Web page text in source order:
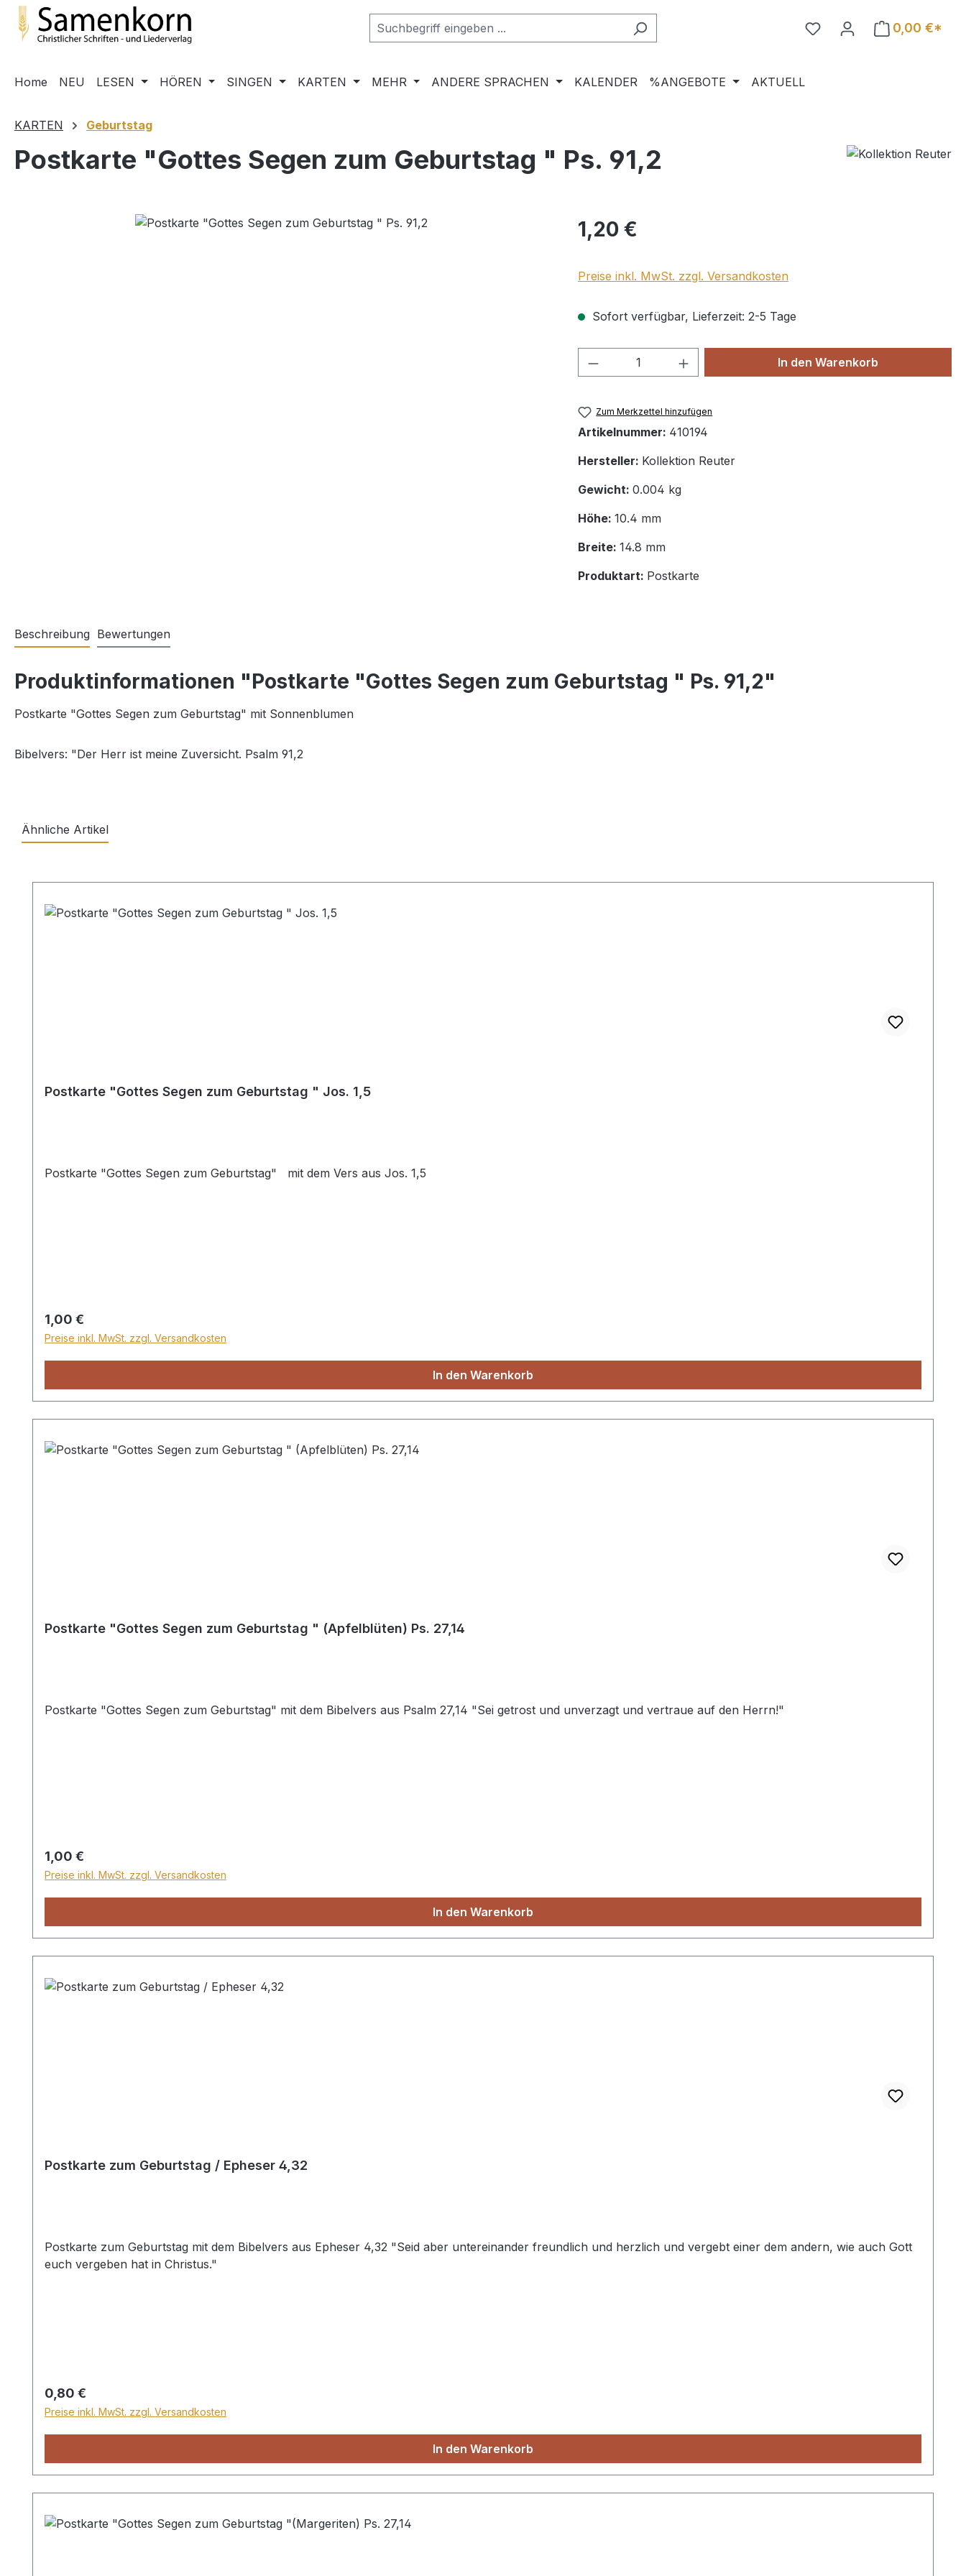
Hauptinhalt springen
Zur Suche springen
Zur Hauptnavigation springen
0,00 €*
Home NEU LESEN HÖREN SINGEN KARTEN MEHR ANDERE SPRACHEN KALENDER %ANGEBOTE AKTUELL
KARTEN Geburtstag
Postkarte "Gottes Segen zum Geburtstag " Ps. 91,2
Bildergalerie überspringen Regulärer Preis:
1,20 €
Preise inkl. MwSt. zzgl. Versandkosten
Sofort verfügbar, Lieferzeit: 2-5 Tage
Produkt Anzahl: Gib den gewünschten Wert
In den Warenkorb
Zum Merkzettel hinzufügen
Artikelnummer: 410194
Hersteller: Kollektion Reuter
Gewicht: 0.004 kg
Höhe: 10.4 mm
Breite: 14.8 mm
Produktart: Postkarte
Beschreibung Bewertungen
Produktinformationen "Postkarte "Gottes Segen zum Geburtstag " Ps. 91,2"
Postkarte "Gottes Segen zum Geburtstag" mit Sonnenblumen
Bibelvers: "Der Herr ist meine Zuversicht. Psalm 91,2
Ähnliche Artikel
Postkarte "Gottes Segen zum Geburtstag " Jos. 1,5
Postkarte "Gottes Segen zum Geburtstag" mit dem Vers aus Jos. 1,5
Regulärer Preis:
1,00 €
Preise inkl. MwSt. zzgl. Versandkosten
In den Warenkorb
Postkarte "Gottes Segen zum Geburtstag " (Apfelblüten) Ps. 27,14
Postkarte "Gottes Segen zum Geburtstag" mit dem Bibelvers aus Psalm 27,14 "Sei getrost und unverzagt und vertraue auf den Herrn!"
Regulärer Preis:
1,00 €
Preise inkl. MwSt. zzgl. Versandkosten
In den Warenkorb
Postkarte zum Geburtstag / Epheser 4,32
Postkarte zum Geburtstag mit dem Bibelvers aus Epheser 4,32 "Seid aber untereinander freundlich und herzlich und vergebt einer dem andern, wie auch Gott
euch vergeben hat in Christus."
Regulärer Preis:
0,80 €
Preise inkl. MwSt. zzgl. Versandkosten
In den Warenkorb